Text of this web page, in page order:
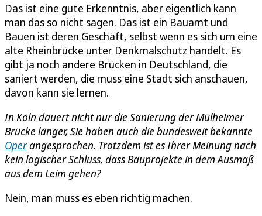
Das ist eine gute Erkenntnis, aber eigentlich kann
man das so nicht sagen. Das ist ein Bauamt und
Bauen ist deren Geschäft, selbst wenn es sich um eine
alte Rheinbrücke unter Denkmalschutz handelt. Es
gibt ja noch andere Brücken in Deutschland, die
saniert werden, die muss eine Stadt sich anschauen,
davon kann sie lernen.
In Köln dauert nicht nur die Sanierung der Mülheimer
Brücke länger, Sie haben auch die bundesweit bekannte
Operangesprochen. Trotzdem ist es Ihrer Meinung nach
kein logischer Schluss, dass Bauprojekte in dem Ausmaß
aus dem Leim gehen?
Nein, man muss es eben richtig machen.